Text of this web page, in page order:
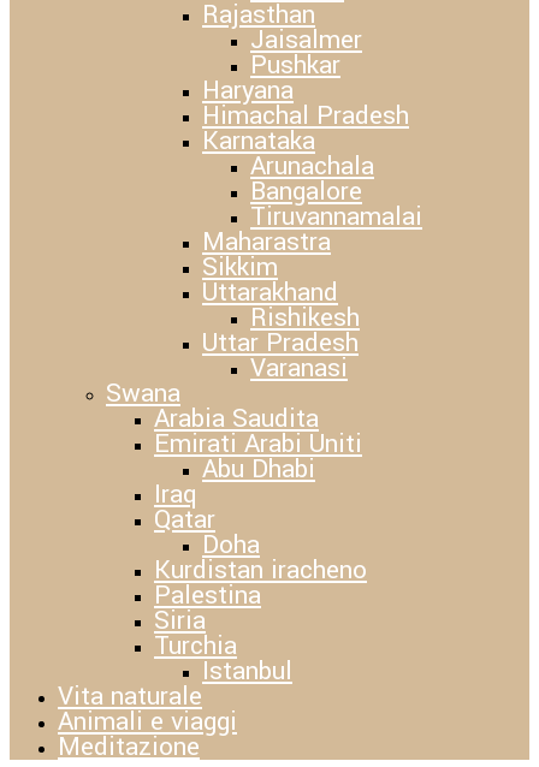
Rajasthan
Jaisalmer
Pushkar
Haryana
Himachal Pradesh
Karnataka
Arunachala
Bangalore
Tiruvannamalai
Maharastra
Sikkim
Uttarakhand
Rishikesh
Uttar Pradesh
Varanasi
Swana
Arabia Saudita
Emirati Arabi Uniti
Abu Dhabi
Iraq
Qatar
Doha
Kurdistan iracheno
Palestina
Siria
Turchia
Istanbul
Vita naturale
Animali e viaggi
Meditazione